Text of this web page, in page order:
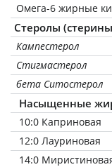
Омега-6 жирные
Стеролы
Кампестерол
Стигмастерол
бета Ситостерол
Насыщенные
10:0 Каприновая
12:0 Лауриновая
14:0